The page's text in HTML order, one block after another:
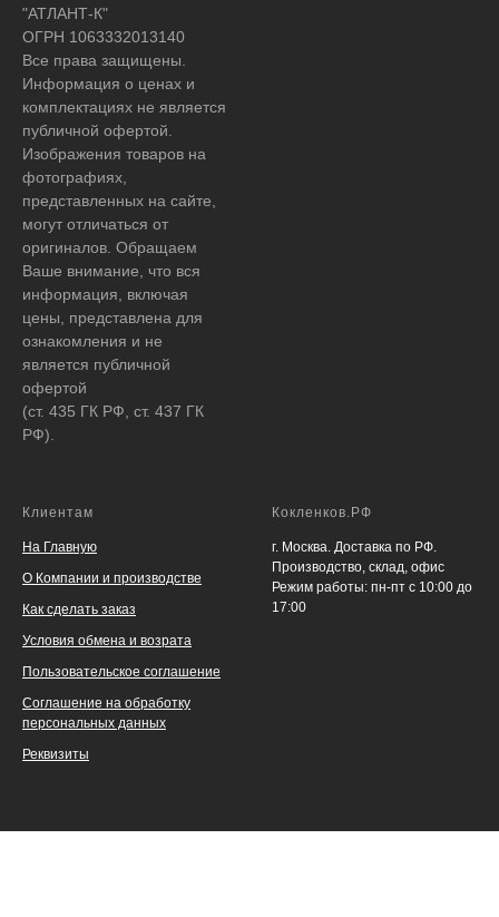
"АТЛАНТ-К"
ОГРН 1063332013140
Все права защищены.
Информация о ценах и
комплектациях не является
публичной офертой.
Изображения товаров на
фотографиях,
представленных на сайте,
могут отличаться от
оригиналов. Обращаем
Ваше внимание, что вся
информация, включая
цены, представлена для
ознакомления и не
является публичной
офертой
(ст. 435 ГК РФ, ст. 437 ГК
РФ).
Клиентам
На Главную
О Компании и производстве
Как сделать заказ
Условия обмена и возрата
Пользовательское соглашение
Соглашение на обработку
персональных данных
Реквизиты
Кокленков.РФ
г. Москва. Доставка по РФ.
Производство, склад, офис
Режим работы: пн-пт с 10:00 до
17:00